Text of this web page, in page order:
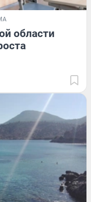
области